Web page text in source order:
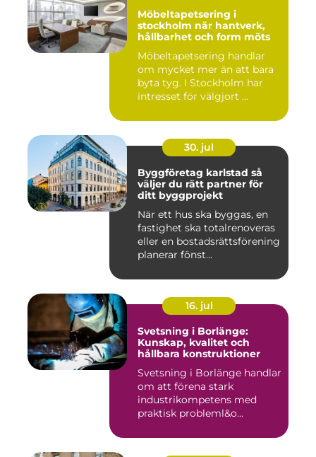
Möbeltapetsering i
stockholm när hantverk,
hållbarhet och form möts
Möbeltapetsering handlar
om mycket mer än att bara
byta tyg. I Stockholm har
intresset för välgjort ...
30. jul
Byggföretag karlstad så
väljer du rätt partner för
ditt byggprojekt
När ett hus ska byggas, en
fastighet ska totalrenoveras
eller en bostadsrättsförening
planerar fönst...
16. jul
Svetsning i Borlänge:
Kunskap, kvalitet och
hållbara konstruktioner
Svetsning i Borlänge handlar
om att förena stark
industrikompetens med
praktisk probleml&o...